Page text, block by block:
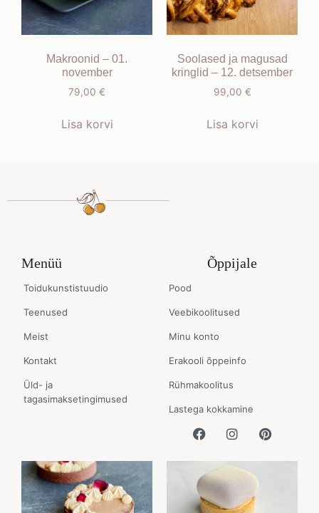
Makroonid – 01.
november
79,00 €
Lisa korvi
Soolased ja magusad
kringlid – 12. detsember
99,00 €
Lisa korvi
Menüü
Toidukunstistuudio
Teenused
Meist
Kontakt
Üld- ja
tagasimaksetingimused
Õppijale
Pood
Veebikoolitused
Minu konto
Erakooli õppeinfo
Rühmakoolitus
Lastega kokkamine